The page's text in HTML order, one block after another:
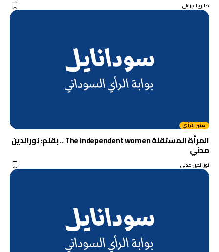
طارق الجزولي
منبر الرأي
المرأة المستقلة The independent women .. بقلم: نورالدين
مدني
نور الدين مدني